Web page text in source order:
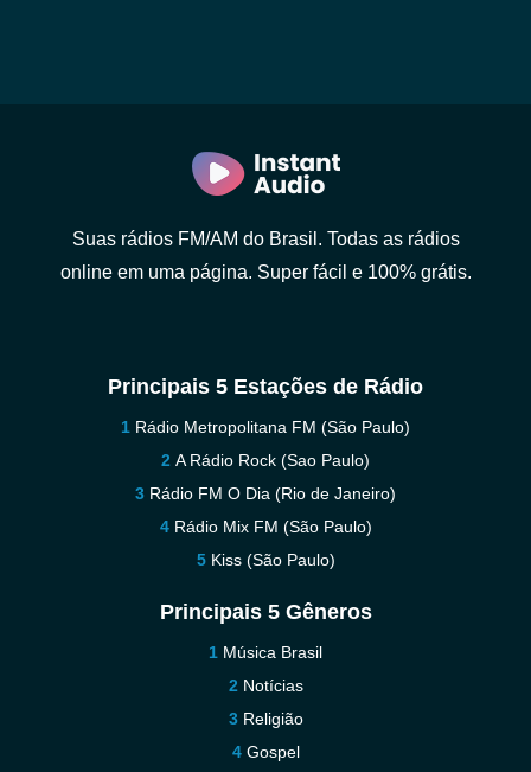
Suas rádios FM/AM do Brasil. Todas as rádios
online em uma página. Super fácil e 100% grátis.
Principais 5 Estações de Rádio
Rádio Metropolitana FM (São Paulo)
A Rádio Rock (Sao Paulo)
Rádio FM O Dia (Rio de Janeiro)
Rádio Mix FM (São Paulo)
Kiss (São Paulo)
Principais 5 Gêneros
Música Brasil
Notícias
Religião
Gospel